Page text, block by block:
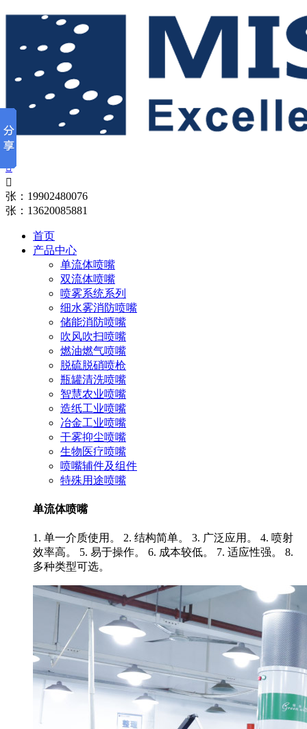


张：19902480076
张：13620085881
首页
产品中心
单流体喷嘴
双流体喷嘴
喷雾系统系列
细水雾消防喷嘴
储能消防喷嘴
吹风吹扫喷嘴
燃油燃气喷嘴
脱硫脱硝喷枪
瓶罐清洗喷嘴
智慧农业喷嘴
造纸工业喷嘴
冶金工业喷嘴
干雾抑尘喷嘴
生物医疗喷嘴
喷嘴辅件及组件
特殊用途喷嘴
单流体喷嘴
1. 单一介质使用。 2. 结构简单。 3. 广泛应用。 4. 喷射
效率高。 5. 易于操作。 6. 成本较低。 7. 适应性强。 8.
多种类型可选。